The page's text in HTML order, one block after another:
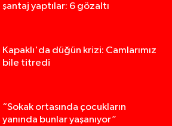
şantaj yaptılar: 6 gözaltı
Kapaklı'da düğün krizi: Camlarımız
bile titredi
“Sokak ortasında çocukların
yanında bunlar yaşanıyor”